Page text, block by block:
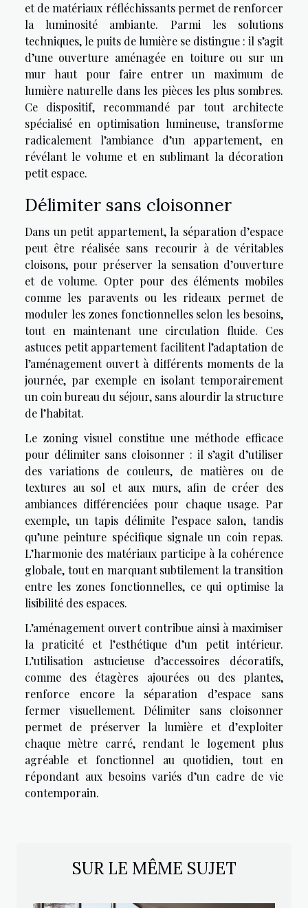
et de matériaux réfléchissants permet de renforcer
la luminosité ambiante. Parmi les solutions
techniques, le puits de lumière se distingue : il s’agit
d’une ouverture aménagée en toiture ou sur un
mur haut pour faire entrer un maximum de
lumière naturelle dans les pièces les plus sombres.
Ce dispositif, recommandé par tout architecte
spécialisé en optimisation lumineuse, transforme
radicalement l’ambiance d’un appartement, en
révélant le volume et en sublimant la décoration
petit espace.
Délimiter sans cloisonner
Dans un petit appartement, la séparation d’espace
peut être réalisée sans recourir à de véritables
cloisons, pour préserver la sensation d’ouverture
et de volume. Opter pour des éléments mobiles
comme les paravents ou les rideaux permet de
moduler les zones fonctionnelles selon les besoins,
tout en maintenant une circulation fluide. Ces
astuces petit appartement facilitent l’adaptation de
l’aménagement ouvert à différents moments de la
journée, par exemple en isolant temporairement
un coin bureau du séjour, sans alourdir la structure
de l’habitat.
Le zoning visuel constitue une méthode efficace
pour délimiter sans cloisonner : il s’agit d’utiliser
des variations de couleurs, de matières ou de
textures au sol et aux murs, afin de créer des
ambiances différenciées pour chaque usage. Par
exemple, un tapis délimite l’espace salon, tandis
qu’une peinture spécifique signale un coin repas.
L’harmonie des matériaux participe à la cohérence
globale, tout en marquant subtilement la transition
entre les zones fonctionnelles, ce qui optimise la
lisibilité des espaces.
L’aménagement ouvert contribue ainsi à maximiser
la praticité et l’esthétique d’un petit intérieur.
L’utilisation astucieuse d’accessoires décoratifs,
comme des étagères ajourées ou des plantes,
renforce encore la séparation d’espace sans
fermer visuellement. Délimiter sans cloisonner
permet de préserver la lumière et d’exploiter
chaque mètre carré, rendant le logement plus
agréable et fonctionnel au quotidien, tout en
répondant aux besoins variés d’un cadre de vie
contemporain.
SUR LE MÊME SUJET